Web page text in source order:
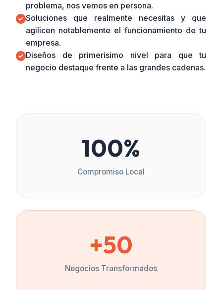
problema, nos vemos en persona.
Soluciones que realmente necesitas y que
agilicen notablemente el funcionamiento de tu
empresa.
Diseños de primerísimo nivel para que tu
negocio destaque frente a las grandes cadenas.
100%
Compromiso Local
+50
Negocios Transformados